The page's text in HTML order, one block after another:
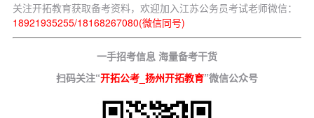
关注开拓教育获取备考资料，欢迎加入江苏公务员考试老师微信：
18921935255/18168267080(微信同号)
一手招考信息 海量备考干货
扫码关注“开拓公考_扬州开拓教育”微信公众号